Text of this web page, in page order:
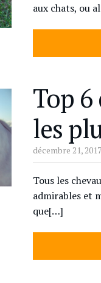
aux chats, ou
Top 6
les
décembre 21, 2017
Tous les
admirables et
que[…]